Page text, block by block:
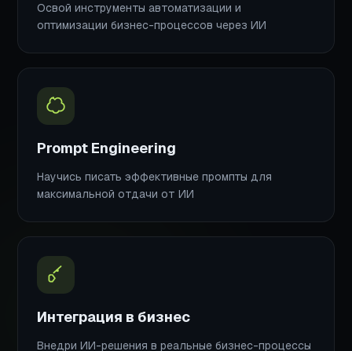
Освой инструменты автоматизации и
оптимизации бизнес-процессов через ИИ
Prompt Engineering
Научись писать эффективные промпты для
максимальной отдачи от ИИ
Интеграция в бизнес
Внедри ИИ-решения в реальные бизнес-процессы